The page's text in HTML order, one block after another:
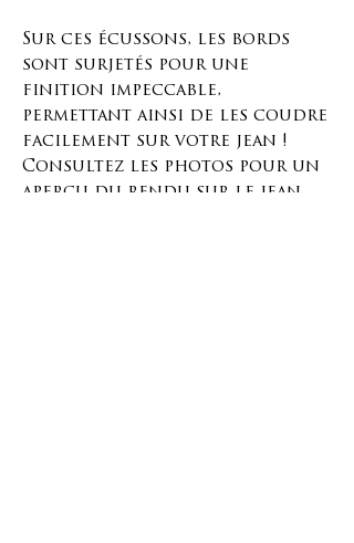
Sur ces écussons, les bords
sont surjetés pour une
finition impeccable,
permettant ainsi de les coudre
facilement sur votre jean !
Consultez les photos pour un
aperçu du rendu sur le jean.